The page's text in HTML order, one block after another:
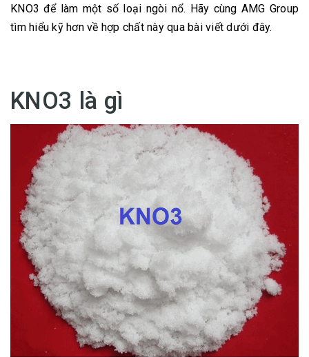
KNO3 để làm một số loại ngòi nổ. Hãy cùng AMG Group
tìm hiểu kỹ hơn về hợp chất này qua bài viết dưới đây.
KNO3 là gì